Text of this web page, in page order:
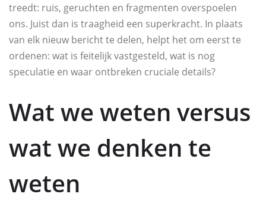
treedt: ruis, geruchten en fragmenten overspoelen
ons. Juist dan is traagheid een superkracht. In plaats
van elk nieuw bericht te delen, helpt het om eerst te
ordenen: wat is feitelijk vastgesteld, wat is nog
speculatie en waar ontbreken cruciale details?
Wat we weten versus
wat we denken te
weten